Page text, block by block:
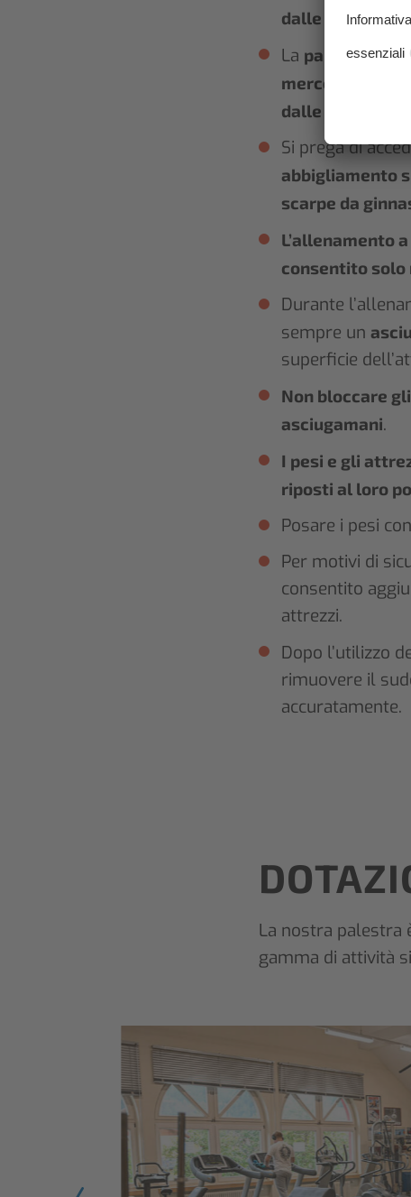
dalle ore 17.00:
La palestra è
mercoledì e
dalle 9.00.
Si prega di
abbigliamento
scarpe da
L’allenamento
consentito solo
Durante
sempre un
superficie
Non bloccare
asciugamani.
I pesi e gli
riposti al loro
Posare i pesi
Per motivi di
consentito
attrezzi.
Dopo l’utilizzo
rimuovere il
accuratamente.
La nostra palestra
gamma di attività